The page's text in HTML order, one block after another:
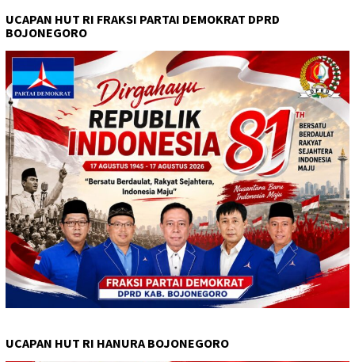
UCAPAN HUT RI FRAKSI PARTAI DEMOKRAT DPRD
BOJONEGORO
UCAPAN HUT RI HANURA BOJONEGORO